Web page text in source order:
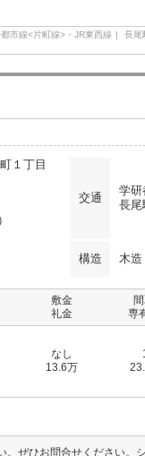
市線<片町線>・JR東西線 長尾
１丁目
交通
学研
長尾
構造 木造
敷金
礼金
専
なし
13.6万